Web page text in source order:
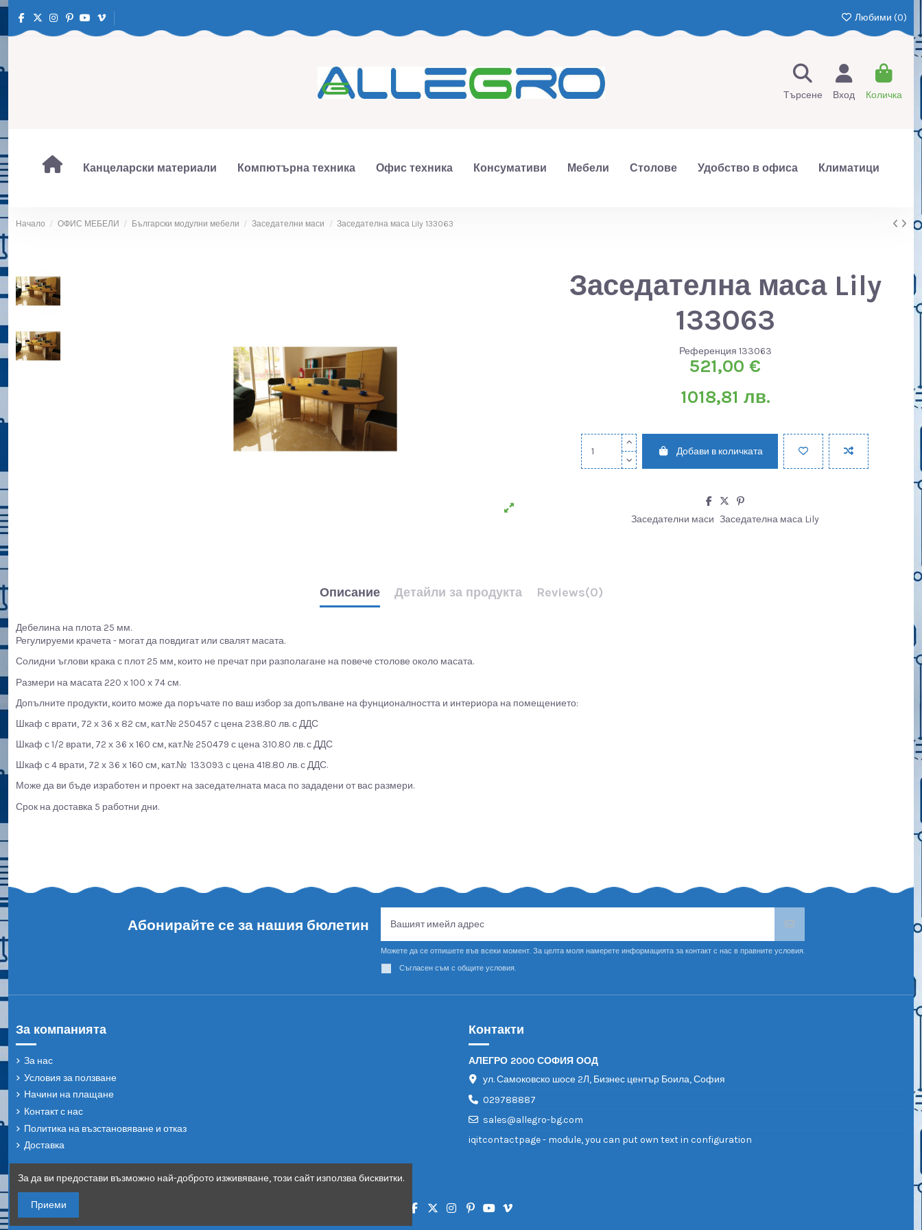
Любими (0)
Търсене Вход Количка
Канцеларски материали Компютърна техника Офис техника Консумативи Мебели Столове Удобство в офиса Климатици
Начало ОФИС МЕБЕЛИ Български модулни мебели Заседателни маси Заседателна маса Lily 133063
Заседателна маса Lily
133063
Референция 133063
521,00 €
1018,81 лв.
Добави в количката
Заседателни маси Заседателна маса Lily
Описание Детайли за продукта Reviews(0)
Дебелина на плота 25 мм.
Регулируеми крачета - могат да повдигат или свалят масата.
Солидни ъглови крака с плот 25 мм, които не пречат при разполагане на повече столове около масата.
Размери на масата 220 х 100 х 74 см.
Допълните продукти, които може да поръчате по ваш избор за допълване на фунционалността и интериора на помещението:
Шкаф с врати, 72 х 36 х 82 см, кат.№ 250457 с цена 238.80 лв. с ДДС
Шкаф с 1/2 врати, 72 х 36 х 160 см, кат.№ 250479 с цена 310.80 лв. с ДДС
Шкаф с 4 врати, 72 х 36 х 160 см, кат.№ 133093 с цена 418.80 лв. с ДДС.
Може да ви бъде изработен и проект на заседателната маса по зададени от вас размери.
Срок на доставка 5 работни дни.
Абонирайте се за нашия бюлетин
Можете да се отпишете във всеки момент. За целта моля намерете информацията за контакт с нас в правните условия.
Съгласен съм с общите условия.
За компанията
За нас
Условия за ползване
Начини на плащане
Контакт с нас
Политика на възстановяване и отказ
Доставка
Контакти
АЛЕГРО 2000 СОФИЯ ООД
ул. Самоковско шосе 2Л, Бизнес център Боила, София
029788887
sales@allegro-bg.com
iqitcontactpage - module, you can put own text in configuration
За да ви предостави възможно най-доброто изживяване, този сайт използва бисквитки.
Приеми